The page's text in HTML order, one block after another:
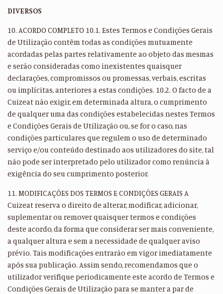
DIVERSOS
10. ACORDO COMPLETO 10.1. Estes Termos e Condições Gerais
de Utilização contêm todas as condições mutuamente
acordadas pelas partes relativamente ao objeto das mesmas
e serão consideradas como inexistentes quaisquer
declarações, compromissos ou promessas, verbais, escritas
ou implícitas, anteriores a estas condições. 10.2. O facto de a
Cuizeat não exigir, em determinada altura, o cumprimento
de qualquer uma das condições estabelecidas nestes Termos
e Condições Gerais de Utilização ou, se for o caso, nas
condições particulares que regulem o uso de determinado
serviço e/ou conteúdo destinado aos utilizadores do site, tal
não pode ser interpretado pelo utilizador como renúncia à
exigência do seu cumprimento posterior.
11. MODIFICAÇÕES DOS TERMOS E CONDIÇÕES GERAIS A
Cuizeat reserva o direito de alterar, modificar, adicionar,
suplementar ou remover quaisquer termos e condições
deste acordo, da forma que considerar ser mais conveniente,
a qualquer altura e sem a necessidade de qualquer aviso
prévio. Tais modificações entrarão em vigor imediatamente
após sua publicação. Assim sendo, recomendamos que o
utilizador verifique periodicamente este acordo de Termos e
Condições Gerais de Utilização para se manter a par de